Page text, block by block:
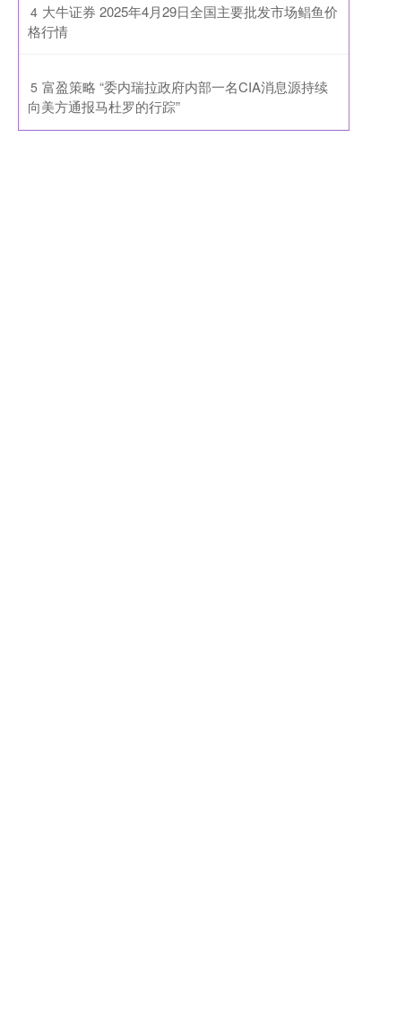
4 ​大牛证券 2025年4月29日全国主要批发市场鲳鱼价
格行情
5 ​富盈策略 “委内瑞拉政府内部一名CIA消息源持续
向美方通报马杜罗的行踪”